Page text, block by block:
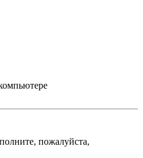
пожалуйста,